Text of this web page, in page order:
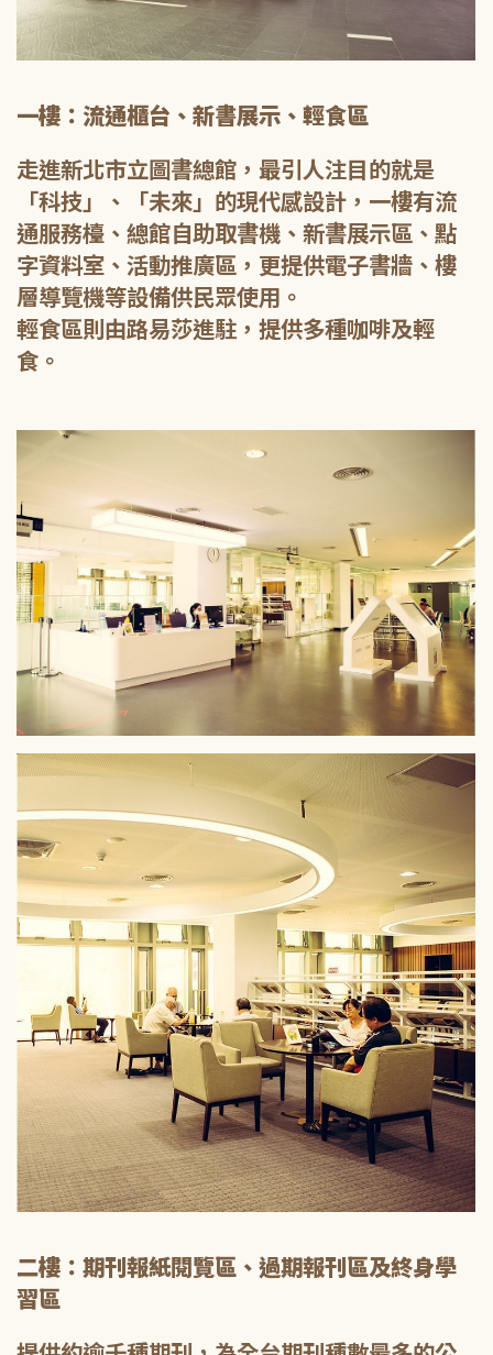
一樓：流通櫃台、新書展示、輕食區
走進新北市立圖書總館，最引人注目的就是
「科技」、「未來」的現代感設計，一樓有流
通服務檯、總館自助取書機、新書展示區、點
字資料室、活動推廣區，更提供電子書牆、樓
層導覽機等設備供民眾使用。
輕食區則由路易莎進駐，提供多種咖啡及輕
食。
二樓：期刊報紙閱覽區、過期報刊區及終身學
習區